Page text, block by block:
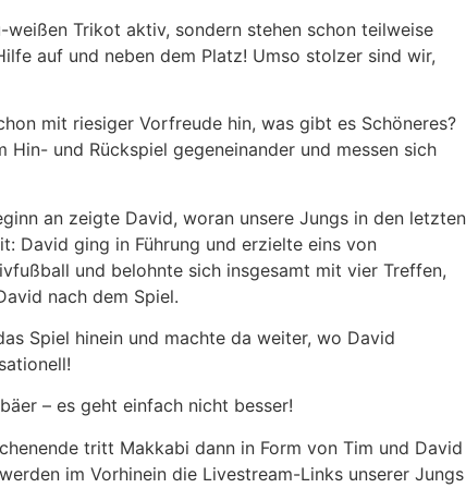
Trikot aktiv, sondern stehen schon teilweise
auf und neben dem Platz! Umso stolzer sind wir,
mit riesiger Vorfreude hin, was gibt es Schöneres?
und Rückspiel gegeneinander und messen sich
an zeigte David, woran unsere Jungs in den letzten
David ging in Führung und erzielte eins von
und belohnte sich insgesamt mit vier Treffen,
nach dem Spiel.
Spiel hinein und machte da weiter, wo David
– es geht einfach nicht besser!
tritt Makkabi dann in Form von Tim und David
im Vorhinein die Livestream-Links unserer Jungs